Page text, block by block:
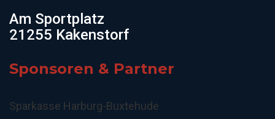
Am Sportplatz
21255 Kakenstorf
Sponsoren & Partner
Sparkasse Harburg-Buxtehude